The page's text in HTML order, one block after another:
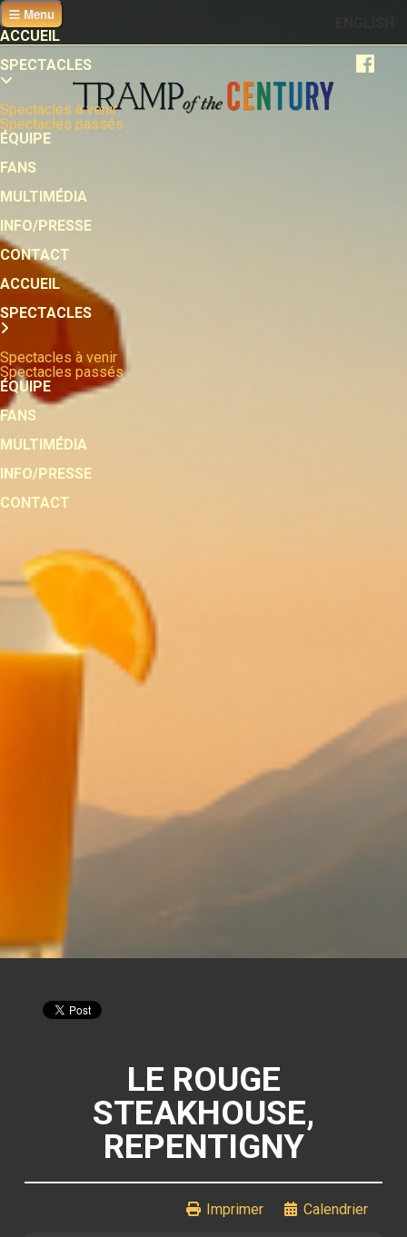
Menu
ACCUEIL
SPECTACLES
Spectacles à venir
Spectacles passés
ÉQUIPE
FANS
MULTIMÉDIA
INFO/PRESSE
CONTACT
ACCUEIL
SPECTACLES
Spectacles à venir
Spectacles passés
ÉQUIPE
FANS
MULTIMÉDIA
INFO/PRESSE
CONTACT
LE ROUGE
STEAKHOUSE,
REPENTIGNY
Imprimer Calendrier